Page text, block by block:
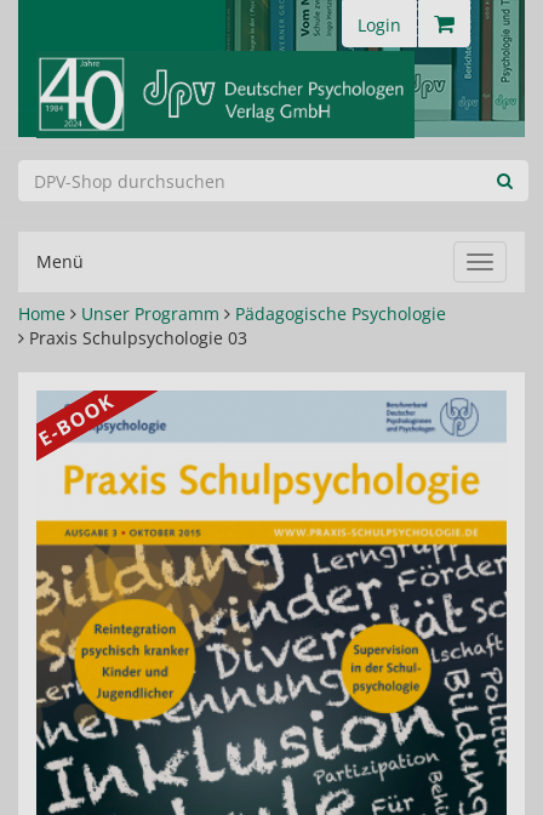
Login
Menü
ein-/
Home
Unser Programm
Pädagogische Psychologie
Praxis Schulpsychologie 03